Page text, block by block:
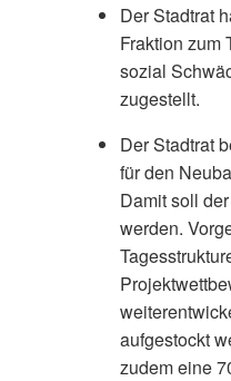
Der Stadtrat
Fraktion zum
sozial
zugestellt.
Der Stadtrat
für den
Damit soll
werden.
aufgestockt
zudem eine